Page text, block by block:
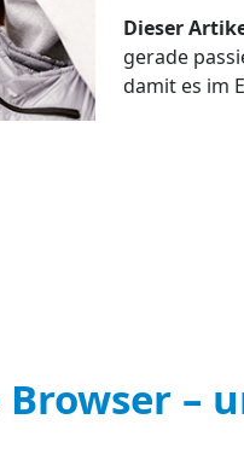
Dieser
gerade
damit es im
–